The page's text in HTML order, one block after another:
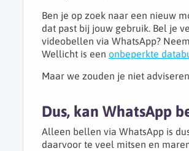
Ben je op zoek naar een nieuw
dat past bij jouw gebruik. Bel je
videobellen via WhatsApp?
Wellicht is een onbeperkte
Maar we zouden je niet
Dus, kan WhatsApp
Alleen bellen via WhatsApp is
daarvoor te veel mitsen en